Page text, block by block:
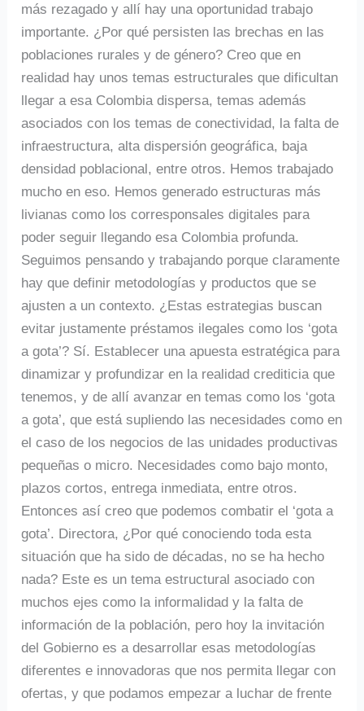
más rezagado y allí hay una oportunidad trabajo
importante. ¿Por qué persisten las brechas en las
poblaciones rurales y de género? Creo que en
realidad hay unos temas estructurales que dificultan
llegar a esa Colombia dispersa, temas además
asociados con los temas de conectividad, la falta de
infraestructura, alta dispersión geográfica, baja
densidad poblacional, entre otros. Hemos trabajado
mucho en eso. Hemos generado estructuras más
livianas como los corresponsales digitales para
poder seguir llegando esa Colombia profunda.
Seguimos pensando y trabajando porque claramente
hay que definir metodologías y productos que se
ajusten a un contexto. ¿Estas estrategias buscan
evitar justamente préstamos ilegales como los ‘gota
a gota’? Sí. Establecer una apuesta estratégica para
dinamizar y profundizar en la realidad crediticia que
tenemos, y de allí avanzar en temas como los ‘gota
a gota’, que está supliendo las necesidades como en
el caso de los negocios de las unidades productivas
pequeñas o micro. Necesidades como bajo monto,
plazos cortos, entrega inmediata, entre otros.
Entonces así creo que podemos combatir el ‘gota a
gota’. Directora, ¿Por qué conociendo toda esta
situación que ha sido de décadas, no se ha hecho
nada? Este es un tema estructural asociado con
muchos ejes como la informalidad y la falta de
información de la población, pero hoy la invitación
del Gobierno es a desarrollar esas metodologías
diferentes e innovadoras que nos permita llegar con
ofertas, y que podamos empezar a luchar de frente